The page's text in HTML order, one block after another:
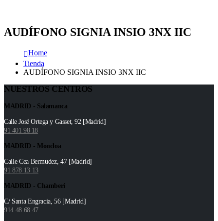
AUDÍFONO SIGNIA INSIO 3NX IIC
Home
Tienda
AUDÍFONO SIGNIA INSIO 3NX IIC
NUESTROS CENTROS
MADRID - Salamanca
Calle José Ortega y Gasset, 92 [Madrid]
91 401 98 18
MADRID - Moncloa
Calle Cea Bermudez, 47 [Madrid]
91 878 13 13
MADRID - Chamberí
C/ Santa Engracia, 56 [Madrid]
914 48 68 47